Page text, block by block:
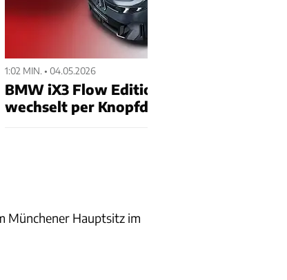
1:02 MIN. • 04.05.2026
BMW iX3 Flow Edition: E-Ink-
wechselt per Knopfdruck
Münchener Hauptsitz im